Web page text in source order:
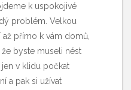
k uspokojivé
problém. Velkou
přímo k vám domů,
byste museli nést
v klidu počkat
a pak si užívat